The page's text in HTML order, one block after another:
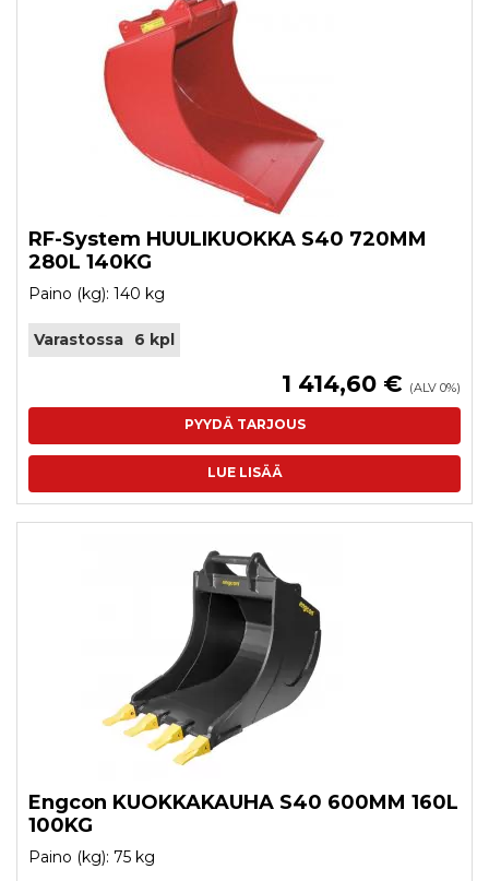
RF-System HUULIKUOKKA S40 720MM
280L 140KG
Paino (kg): 140 kg
Varastossa 6 kpl
1 414,60 € (ALV 0%)
PYYDÄ TARJOUS
LUE LISÄÄ
Engcon KUOKKAKAUHA S40 600MM 160L
100KG
Paino (kg): 75 kg